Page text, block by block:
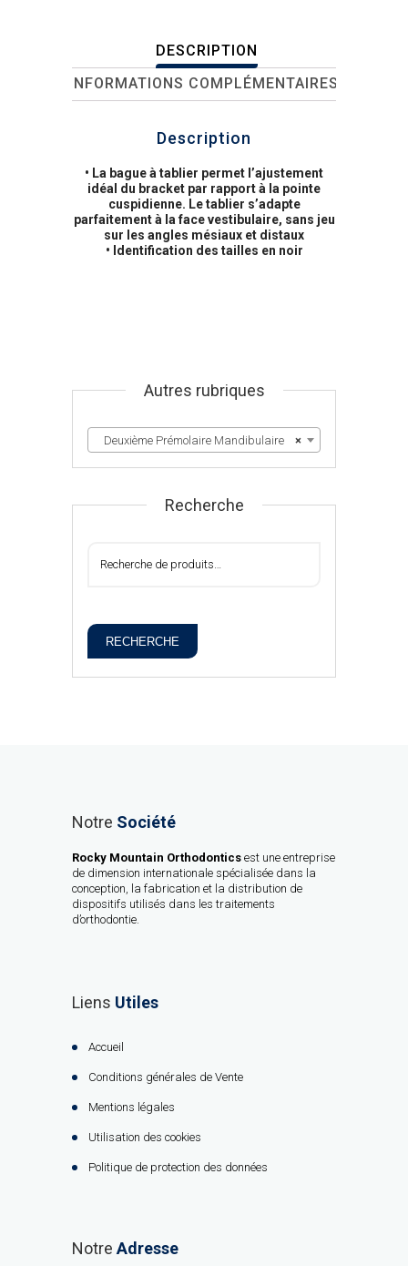
DESCRIPTION
INFORMATIONS COMPLÉMENTAIRES
Description
• La bague à tablier permet l’ajustement
idéal du bracket par rapport à la pointe
cuspidienne. Le tablier s’adapte
parfaitement à la face vestibulaire, sans jeu
sur les angles mésiaux et distaux
• Identification des tailles en noir
Autres rubriques
×
Deuxième Prémolaire Mandibulaire
Recherche
RECHERCHE
Notre Société
Rocky Mountain Orthodontics est une entreprise
de dimension internationale spécialisée dans la
conception, la fabrication et la distribution de
dispositifs utilisés dans les traitements
d’orthodontie.
Liens Utiles
Accueil
Conditions générales de Vente
Mentions légales
Utilisation des cookies
Politique de protection des données
Notre Adresse